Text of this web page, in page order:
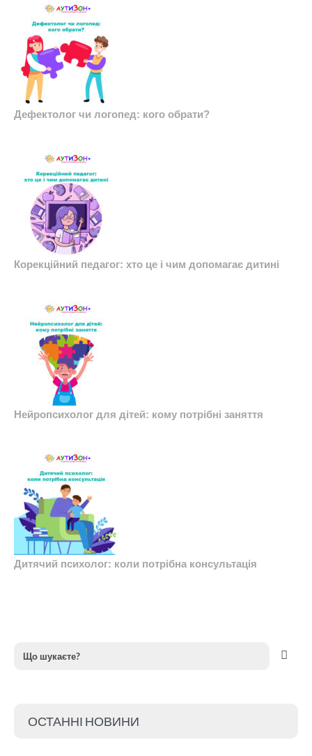
Дефектолог чи логопед: кого обрати?
Корекційний педагог: хто це і чим допомагає дитині
Нейропсихолог для дітей: кому потрібні заняття
Дитячий психолог: коли потрібна консультація
ОСТАННІ НОВИНИ